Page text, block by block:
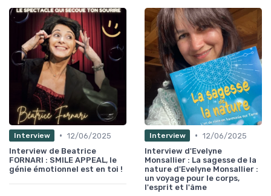
Interview • 12/06/2025
Interview de Beatrice
FORNARI : SMILE APPEAL, le
génie émotionnel est en toi !
Interview • 12/06/2025
Interview d'Evelyne
Monsallier : La sagesse de la
nature d'Evelyne Monsallier :
un voyage pour le corps,
l'esprit et l'âme